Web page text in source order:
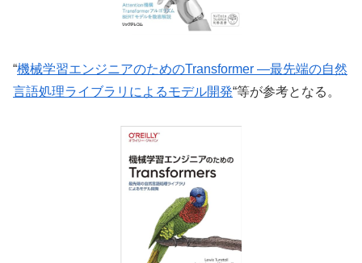
“機械学習エンジニアのためのTransformer ―最先端の自然
言語処理ライブラリによるモデル開発“等が参考となる。